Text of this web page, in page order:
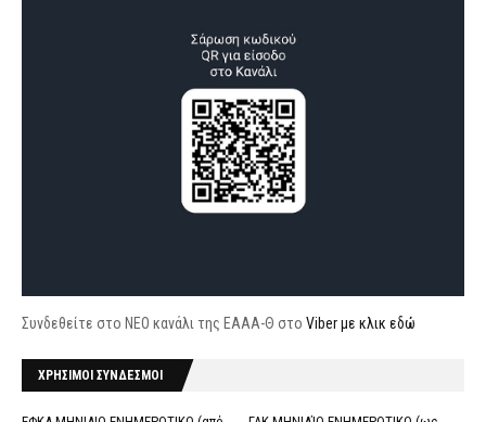
Συνδεθείτε στο ΝΕΟ κανάλι της ΕΑΑΑ-Θ στο Viber με κλικ εδώ
ΧΡΗΣΙΜΟΙ ΣΥΝΔΕΣΜΟΙ